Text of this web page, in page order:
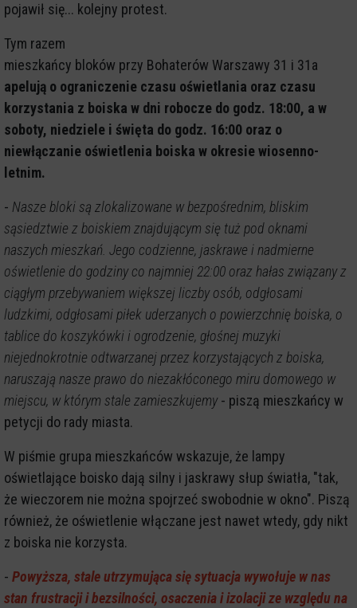
pojawił się... kolejny protest.
Tym razem
mieszkańcy bloków przy Bohaterów Warszawy 31 i 31a
apelują o ograniczenie czasu oświetlania oraz czasu
korzystania z boiska w dni robocze do godz. 18:00, a w
soboty, niedziele i święta do godz. 16:00 oraz o
niewłączanie oświetlenia boiska w okresie wiosenno-
letnim.
- Nasze bloki są zlokalizowane w bezpośrednim, bliskim
sąsiedztwie z boiskiem znajdującym się tuż pod oknami
naszych mieszkań. Jego codzienne, jaskrawe i nadmierne
oświetlenie do godziny co najmniej 22:00 oraz hałas związany z
ciągłym przebywaniem większej liczby osób, odgłosami
ludzkimi, odgłosami piłek uderzanych o powierzchnię boiska, o
tablice do koszykówki i ogrodzenie, głośnej muzyki
niejednokrotnie odtwarzanej przez korzystających z boiska,
naruszają nasze prawo do niezakłóconego miru domowego w
miejscu, w którym stale zamieszkujemy- piszą mieszkańcy w
petycji do rady miasta.
W piśmie grupa mieszkańców wskazuje, że lampy
oświetlające boisko dają silny i jaskrawy słup światła, "tak,
że wieczorem nie można spojrzeć swobodnie w okno". Piszą
również, że oświetlenie włączane jest nawet wtedy, gdy nikt
z boiska nie korzysta.
- Powyższa, stale utrzymująca się sytuacja wywołuje w nas
stan frustracji i bezsilności, osaczenia i izolacji ze względu na